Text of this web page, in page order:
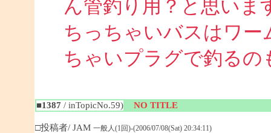
ん管釣り用？と思いま
ちっちゃいバスはワ
ちゃいプラグで釣るの
■1387 / inTopicNo.59) NO TITLE
□投稿者/ JAM 一般人(1回)-(2006/07/08(Sat) 20:34:11)